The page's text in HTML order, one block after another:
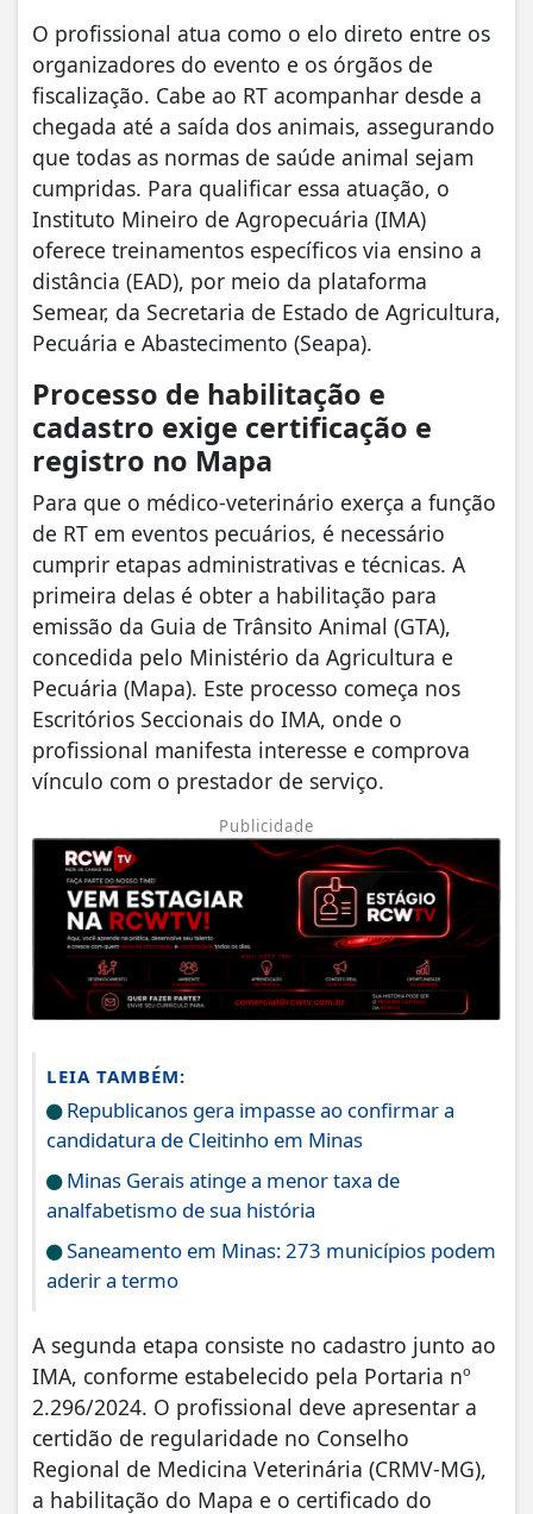
​O profissional atua como o elo direto entre os
organizadores do evento e os órgãos de
fiscalização. Cabe ao RT acompanhar desde a
chegada até a saída dos animais, assegurando
que todas as normas de saúde animal sejam
cumpridas. Para qualificar essa atuação, o
Instituto Mineiro de Agropecuária (IMA)
oferece treinamentos específicos via ensino a
distância (EAD), por meio da plataforma
Semear, da Secretaria de Estado de Agricultura,
Pecuária e Abastecimento (Seapa).
Processo de habilitação e
cadastro exige certificação e
registro no Mapa
​Para que o médico-veterinário exerça a função
de RT em eventos pecuários, é necessário
cumprir etapas administrativas e técnicas. A
primeira delas é obter a habilitação para
emissão da Guia de Trânsito Animal (GTA),
concedida pelo Ministério da Agricultura e
Pecuária (Mapa). Este processo começa nos
Escritórios Seccionais do IMA, onde o
profissional manifesta interesse e comprova
vínculo com o prestador de serviço.
Publicidade
LEIA TAMBÉM:
Republicanos gera impasse ao confirmar a
candidatura de Cleitinho em Minas
Minas Gerais atinge a menor taxa de
analfabetismo de sua história
Saneamento em Minas: 273 municípios podem
aderir a termo
​A segunda etapa consiste no cadastro junto ao
IMA, conforme estabelecido pela Portaria nº
2.296/2024. O profissional deve apresentar a
certidão de regularidade no Conselho
Regional de Medicina Veterinária (CRMV-MG),
a habilitação do Mapa e o certificado do